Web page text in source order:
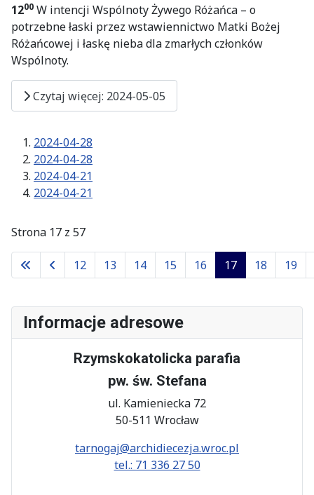
Informacje adresowe
Rzymskokatolicka parafia
pw. św. Stefana
ul. Kamieniecka 72
50-511 Wrocław
tarnogaj@archidiecezja.wroc.pl
tel.: 71 336 27 50
1200 W intencji Wspólnoty Żywego Różańca – o
potrzebne łaski przez wstawiennictwo Matki Bożej
Różańcowej i łaskę nieba dla zmarłych członków
Wspólnoty.
Czytaj więcej: 2024-05-05
2024-04-28
2024-04-28
2024-04-21
2024-04-21
Strona 17 z 57
12 13 14 15 16 17 18 19